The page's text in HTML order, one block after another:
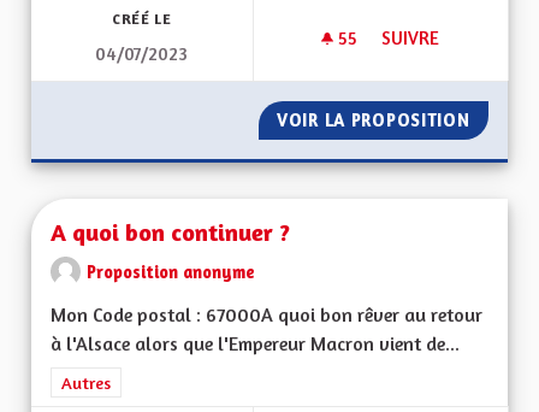
CRÉÉ LE
04/07/2023
55 55 ABONNÉS
SUIVRE
VOIR LA PROPOSITION
A quoi bon continuer ?
Proposition anonyme
Mon Code postal : 67000A quoi bon rêver au retour
à l'Alsace alors que l'Empereur Macron vient de...
Filtrer les résultats de la catégorie : Autres
Autres